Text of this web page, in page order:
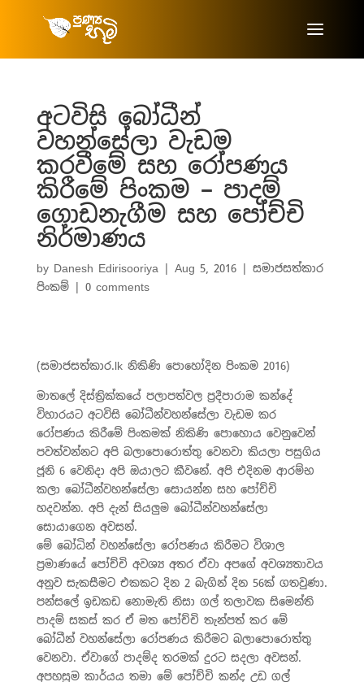
අටවිසි බෝධීන්
වහන්සේලා වැඩම
කරවීමේ සහ රෝපණය
කිරීමේ පිංකම – පාදම්
ගොඩනැගීම සහ පෝච්චි
නිර්මාණය
by Danesh Edirisooriya| Aug 5, 2016| සමාජසත්කාර
පිංකම්| 0 comments
(සමාජසත්කාර.lk නිකිණි පොහෝදින පිංකම 2016)
මාතලේ දිස්ත්‍රික්කයේ පලාපත්වල ප්‍රදීපාරාම කන්දේ
විහාරයට අටවිසි බෝධීන්වහන්සේලා වැඩම කර
රෝපණය කිරීමේ පිංකමක් නිකිණි පොහොය වෙනුවෙන්
පවත්වන්නට අපි බලාපොරොත්තු වෙනවා කියලා පසුගිය
ජූනි 6 වෙනිදා අපි ඔයාලට කීවනේ. අපි එදිනම ආරම්භ
කලා බෝධීන්වහන්සේලා සොයන්න සහ පෝච්චි
හදවන්න. අපි දැන් සියලුම බෝධීන්වහන්සේලා
සොයාගෙන අවසන්.
මේ බෝධින් වහන්සේලා රෝපණය කිරීමට විශාල
ප්‍රමාණයේ පෝච්චි අවශ්‍ය අතර ඒවා අපගේ අවශ්‍යතාවය
අනුව සැකසීමට එකකට දින 2 බැගින් දින 56ක් ගතවුණා.
පන්සලේ ඉඩකඩ නොමැති නිසා ගල් තලාවක සිමෙන්ති
පාදම් සකස් කර ඒ මත පෝච්චි තැන්පත් කර මේ
බෝධීන් වහන්සේලා රෝපණය කිරීමට බලාපොරොත්තු
වෙනවා. ඒවාගේ පාදම්ද තරමක් දුරට සදලා අවසන්.
අපහසුම කාර්යය තමා මේ පෝච්චි කන්ද උඩ ගල්